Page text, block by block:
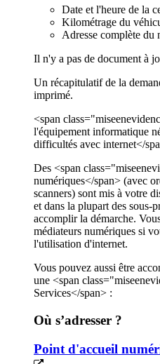
Date et l'heure de la
Kilométrage du
Adresse complète du
Il n'y a pas de document à
Un récapitulatif de la
imprimé.
<span
l'équipement informatique
difficultés avec internet</
Des <span
numériques</span> (avec
scanners) sont mis à votre
et dans la plupart des sous-
accomplir la démarche.
médiateurs numériques si
l'utilisation d'internet.
Vous pouvez aussi être
une <span
Services</span> :
Où s’adresser ?
Point d'accueil